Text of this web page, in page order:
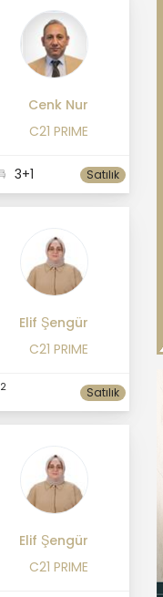
Cenk Nur
C21 PRIME
3+1 Satılık
Elif Şengür
C21 PRIME
2 Satılık
Elif Şengür
C21 PRIME